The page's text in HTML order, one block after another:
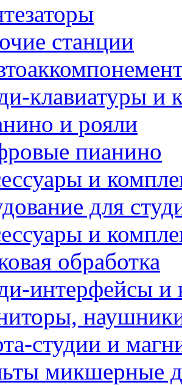
станции
клавиатуры и
и рояли
пианино
и
для
и
обработка
интерфейсы и
студии и
микшерные